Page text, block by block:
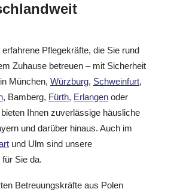
Pflegekräfte, die Sie rund
Zuhause betreuen – mit Sicherheit
München, Würzburg, Schweinfurt,
, Bamberg, Fürth, Erlangen oder
Ihnen zuverlässige häusliche
und darüber hinaus. Auch im
und Ulm sind unsere
Sie da.
Betreuungskräfte aus Polen